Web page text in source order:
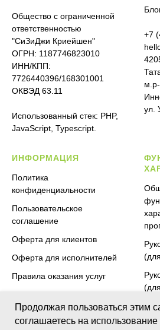
Общество с ограниченной
ответственностью
"СиЗиДжи Криейшен"
ОГРН: 1187746823010
ИНН/КПП:
7726440396/168301001
ОКВЭД 63.11
Использованный стек: PHP,
JavaScript, Typescript.
+7
ул.
ИНФОРМАЦИЯ
Политика
конфиденциальности
Пользовательское
соглашение
Оферта для клиентов
Оферта для исполнителей
Правила оказания услуг
Продолжая пользоваться этим
соглашаетесь на